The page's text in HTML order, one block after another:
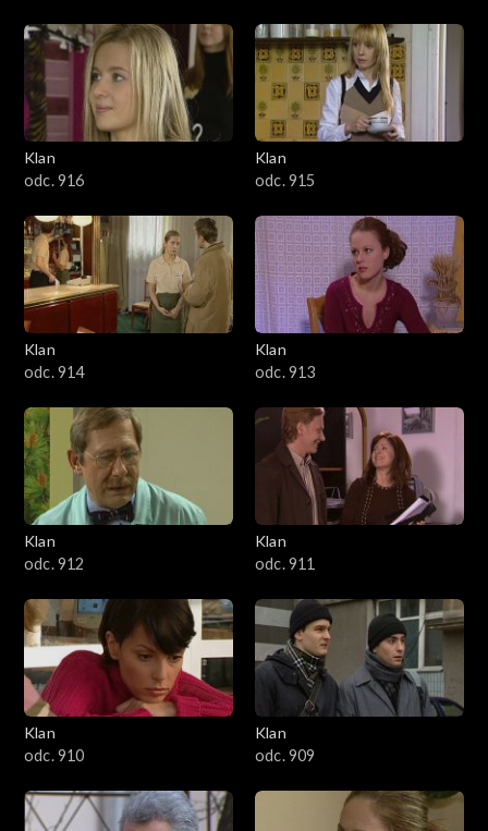
Klan
odc. 916
Klan
odc. 915
Klan
odc. 914
Klan
odc. 913
Klan
odc. 912
Klan
odc. 911
Klan
odc. 910
Klan
odc. 909